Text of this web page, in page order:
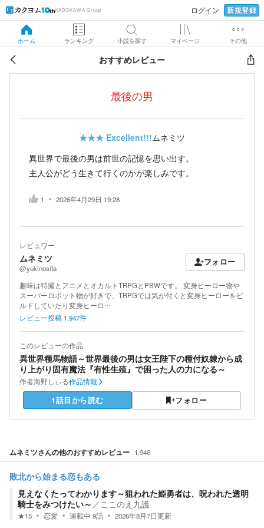
KADOKAWA Group ログイン 新規登録
ホーム ランキング 小説を探す マイページ その他
おすすめレビュー
最後の男
★★★ Excellent!!!ムネミツ
異世界で最後の男は前世の記憶を思い出す。
主人公がどう生きて行くのかが楽しみです。
1 2026年4月29日 19:28
レビュワー
ムネミツ
@yukinosita
フォロー
趣味は特撮とアニメとオカルトTRPGとPBWです。 変身ヒーロー物や
スーパーロボット物が好きで、TRPGでは気が付くと変身ヒーローをビ
ルドしていたり変身ヒーロ…
レビュー投稿 1,947件
このレビューの作品
異世界種馬物語～世界最後の男は女王陛下の種付奴隷から成
り上がり固有魔法『有性生殖』で困った人の力になる～
作者海野しぃる作品情報
1話目から読む フォロー
ムネミツさんの他のおすすめレビュー 1,946
敗北から始まる恋もある
見えなくたってわかります～狙われた姫勇者は、呪われた透明
騎士をみつけたい～ ／ ここのえ九護
★15 恋愛 連載中 9話 2026年8月7日更新